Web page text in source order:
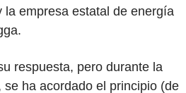
la empresa estatal de energía
respuesta, pero durante la
se ha acordado el principio (de